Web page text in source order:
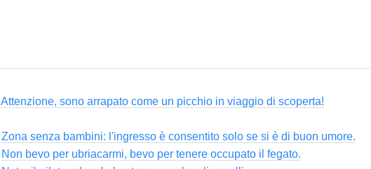
Attenzione, sono arrapato come un picchio in viaggio di scoperta!
Zona senza bambini: l'ingresso è consentito solo se si è di buon umore.
Non bevo per ubriacarmi, bevo per tenere occupato il fegato.